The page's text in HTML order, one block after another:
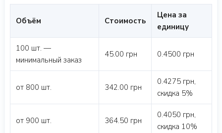
Объём Стоимость
Цена за
единицу
100 шт. —
минимальный заказ
45.00 грн 0.4500 грн
от 800 шт. 342.00 грн
0.4275 грн,
скидка 5%
от 900 шт. 364.50 грн
0.4050 грн,
скидка 10%